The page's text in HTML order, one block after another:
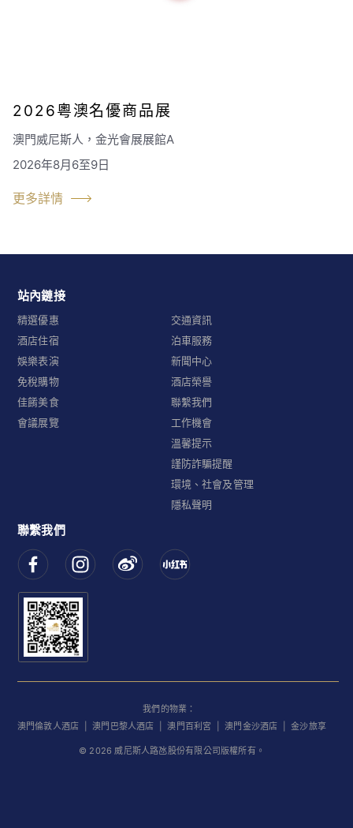
2026粵澳名優商品展
澳門威尼斯人，金光會展展館A
2026年8月6至9日
更多詳情
站內鏈接
精選優惠
酒店住宿
娛樂表演
免稅購物
佳餚美食
會議展覽
交通資訊
泊車服務
新聞中心
酒店榮譽
聯繫我們
工作機會
溫馨提示
謹防詐騙提醒
環境、社會及管理
隱私聲明
聯繫我們
我們的物業：
澳門倫敦人酒店 |澳門巴黎人酒店 |澳門百利宮 |澳門金沙酒店 |金沙旅享
© 2026 威尼斯人路氹股份有限公司版權所有。